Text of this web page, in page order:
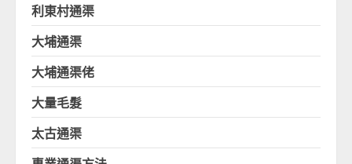
利東村通渠
大埔通渠
大埔通渠佬
大量毛髮
太古通渠